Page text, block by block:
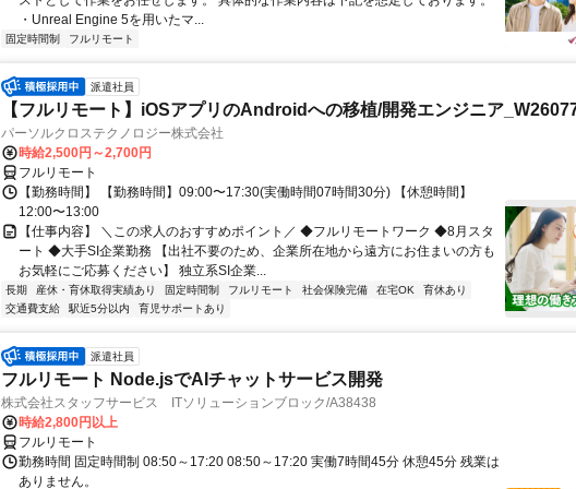
・Unreal Engine 5を用いたマ...
固定時間制 フルリモート
派遣社員
【フルリモート】iOSアプリのAndroidへの移植/開発エンジニア
パーソルクロステクノロジー株式会社
時給2,500円～2,700円
フルリモート
【勤務時間】 【勤務時間】09:00〜17:30(実働時間07時間30分) 【休憩時間】
12:00〜13:00
【仕事内容】 ＼この求人のおすすめポイント／ ◆フルリモートワーク ◆8月スタ
ート ◆大手SI企業勤務 【出社不要のため、企業所在地から遠方にお住まいの方も
お気軽にご応募ください】 独立系SI企業...
長期 産休・育休取得実績あり 固定時間制 フルリモート 社会保険完備 在宅OK
育休あり
交通費支給
駅近5分以内 育児サポートあり
派遣社員
フルリモート Node.jsでAIチャットサービス開発
株式会社スタッフサービス ITソリューションブロック/A38438
時給2,800円以上
フルリモート
勤務時間 固定時間制 08:50～17:20 08:50～17:20 実働7時間45分 休憩45分 残業は
ありません。